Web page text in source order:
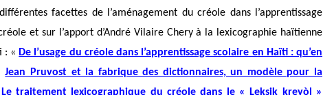
facettes de l’aménagement du créole dans l’apprentissage
et sur l’apport d’André Vilaire Chery à la lexicographie haïtienne
: « De l’usage du créole dans l’apprentissage scolaire en Haïti : qu’en
Jean Pruvost et la fabrique des dictionnaires, un modèle pour la
Le traitement lexicographique du créole dans le « Leksik kreyòl »